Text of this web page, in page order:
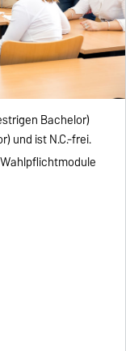
Bachelor)
und ist N.C.-frei.